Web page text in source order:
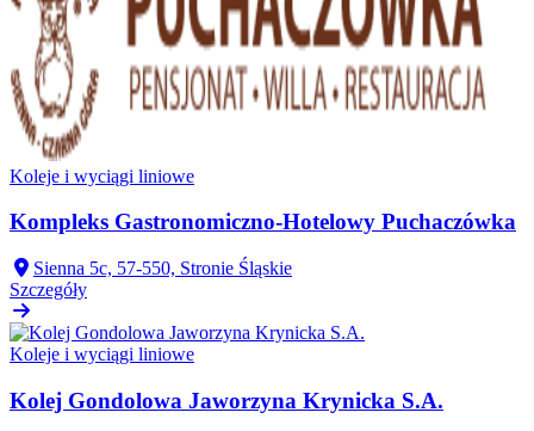
Koleje i wyciągi liniowe
Kompleks Gastronomiczno-Hotelowy Puchaczówka
Sienna 5c, 57-550, Stronie Śląskie
Szczegóły
Koleje i wyciągi liniowe
Kolej Gondolowa Jaworzyna Krynicka S.A.